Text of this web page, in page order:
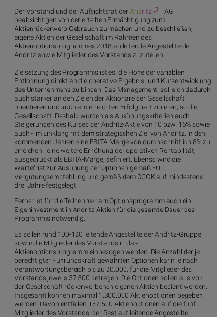
Der Vorstand und der Aufsichtsrat derAndritz
AG
beabsichtigen von der erteilten Ermächtigung zum
Aktienrückerwerb Gebrauch zu machen und zu beschließen,
eigene Aktien der Gesellschaft im Rahmen des
Aktienoptionsprogrammes 2018 an leitende Angestellte der
Andritz sowie Mitglieder des Vorstands zuzuteilen.
Zielsetzung des Programms ist es, die Höhe der variablen
Entlohnung direkt an die operative Ergebnis- und Kursentwicklung
des Unternehmens zu binden. Das Management soll sich dadurch
auch stärker an den Zielen der Aktionäre der Gesellschaft
orientieren und auch am erreichten Erfolg partizipieren, so die
Gesellschaft. Deshalb wurden als Ausübungskriterien auch
Steigerungen des Kurses der Andritz-Aktie von 10 bzw. 15% sowie
auch - im Einklang mit dem strategischen Ziel von Andritz, in den
kommenden Jahren eine EBITA-Marge von durchschnittlich 8% zu
erreichen - eine weitere Erhöhung der operativen Rentabilität,
ausgedrückt als EBITA-Marge, definiert. Ebenso wird die
Wartefrist zur Ausübung der Optionen gemäß EU-
Vergütungsempfehlung und gemäß dem ÖCGK auf mindestens
drei Jahre festgelegt.
Ferner ist für die Teilnehmer am Optionsprogramm auch ein
Eigeninvestment in Andritz-Aktien für die gesamte Dauer des
Programms notwendig.
Es sollen rund 100-120 leitende Angestellte der Andritz-Gruppe
sowie die Mitglieder des Vorstands in das
Aktienoptionsprogramm einbezogen werden. Die Anzahl der je
berechtigter Führungskraft gewährten Optionen kann je nach
Verantwortungsbereich bis zu 20.000, für die Mitglieder des
Vorstands jeweils 37.500 betragen. Die Optionen sollen aus von
der Gesellschaft rückerworbenen eigenen Aktien bedient werden.
Insgesamt können maximal 1.300.000 Aktienoptionen begeben
werden. Davon entfallen 187.500 Aktienoptionen auf die fünf
Mitglieder des Vorstands, der Rest auf leitende Angestellte.